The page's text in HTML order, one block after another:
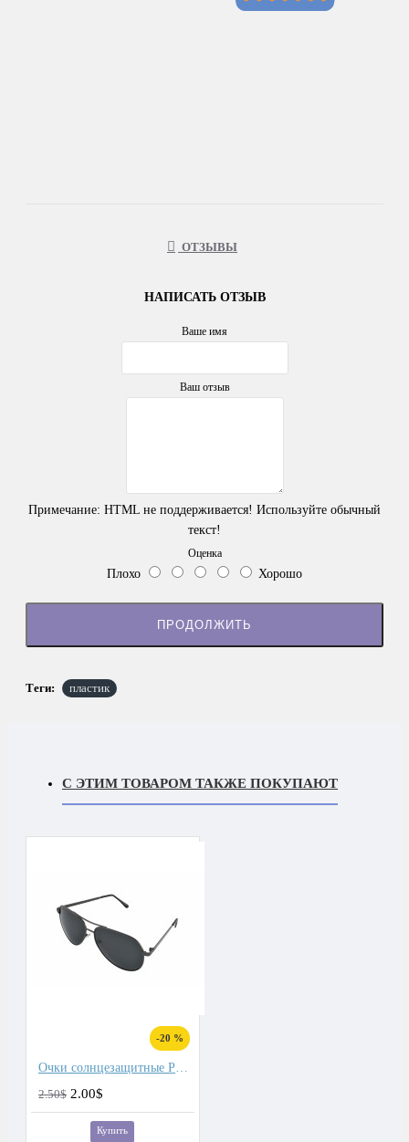
ОТЗЫВЫ
НАПИСАТЬ ОТЗЫВ
Ваше имя
Ваш отзыв
Примечание: HTML не поддерживается! Используйте обычный
текст!
Оценка
Плохо Хорошо
ПРОДОЛЖИТЬ
Теги: пластик
С ЭТИМ ТОВАРОМ ТАКЖЕ ПОКУПАЮТ
-20 %
Очки солнцезащитные Polarized
2.50$ 2.00$
Купить